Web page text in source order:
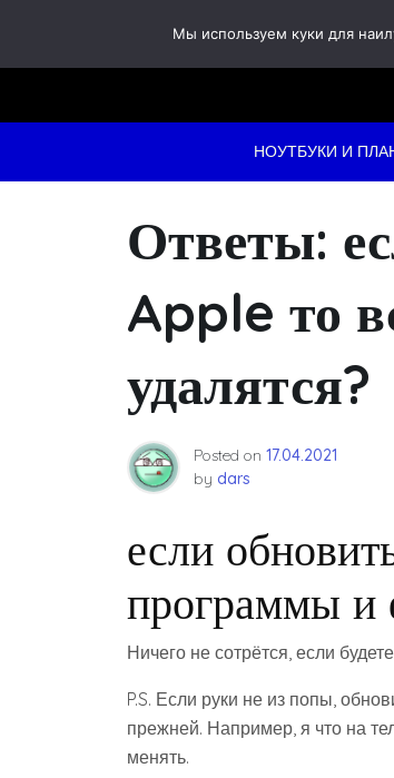
content
НОУТБУКИ И
Ответы:
Apple то
удалятся?
Posted on 17.04.2021
by dars
если
программы и
Ничего не сотрётся, если
P.S. Если руки не из попы,
прежней. Например, я что на
менять.
Мы используем куки для